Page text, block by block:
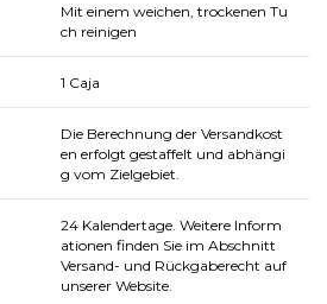
Mit einem weichen, trockenen Tu
ch reinigen
1 Caja
Die Berechnung der Versandkost
en erfolgt gestaffelt und abhängi
g vom Zielgebiet.
24 Kalendertage. Weitere Inform
ationen finden Sie im Abschnitt
Versand- und Rückgaberecht auf
unserer Website.